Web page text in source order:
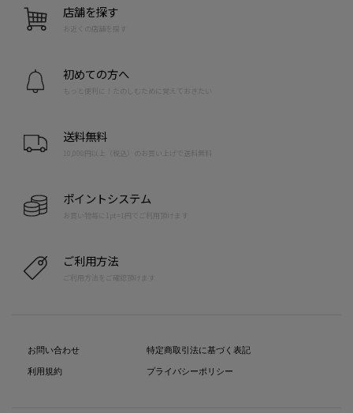
店舗を探す
お近くの店舗を探す
初めての方へ
もっと便利に！たのしむために覚えておきたい
送料無料
10,000円以上（税込）のお買い上げで送料無料
ポイントシステム
お買い物毎に1pt=1円でご利用頂けます
ご利用方法
ご利用方法をご確認頂けます
お問い合わせ
利用規約
特定商取引法に基づく表記
プライバシーポリシー